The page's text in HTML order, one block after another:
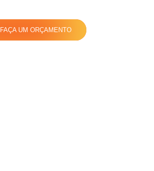
FAÇA UM ORÇAMENTO